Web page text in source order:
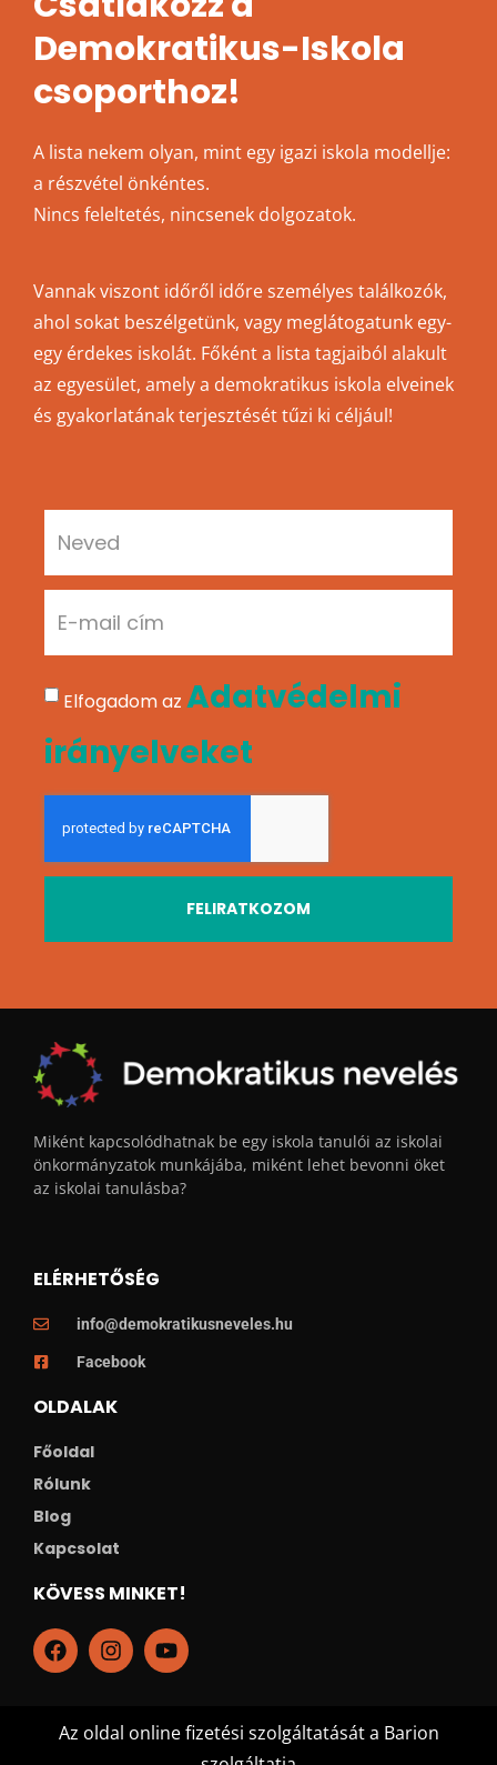
Demokratikus-Iskola
csoporthoz!
A lista nekem olyan, mint egy igazi iskola modellje:
a részvétel önkéntes.
Nincs feleltetés, nincsenek dolgozatok.
Vannak viszont időről időre személyes találkozók,
ahol sokat beszélgetünk, vagy meglátogatunk egy-
egy érdekes iskolát. Főként a lista tagjaiból alakult
az egyesület, amely a demokratikus iskola elveinek
és gyakorlatának terjesztését tűzi ki céljául!
Elfogadom az Adatvédelmi
irányelveket
FELIRATKOZOM
Miként kapcsolódhatnak be egy iskola tanulói az iskolai
önkormányzatok munkájába, miként lehet bevonni öket
az iskolai tanulásba?
ELÉRHETŐSÉG
info@demokratikusneveles.hu
Facebook
OLDALAK
Főoldal
Rólunk
Blog
Kapcsolat
KÖVESS MINKET!
Az oldal online fizetési szolgáltatását a Barion